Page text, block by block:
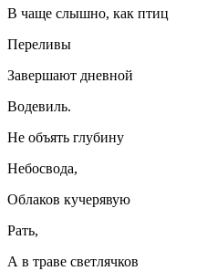
В чаще слышно, как птиц
Переливы
Завершают дневной
Водевиль.
Не объять глубину
Небосвода,
Облаков кучерявую
Рать,
А в траве светлячков